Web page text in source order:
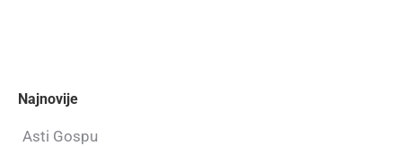
Najnovije
Asti Gospu